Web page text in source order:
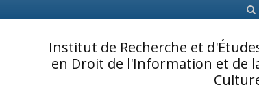
Institut de Recherche et
en Droit de l'Information et de